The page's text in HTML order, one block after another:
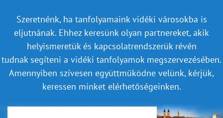
Szeretnénk, ha tanfolyamaink vidéki városokba is
eljutnának. Ehhez keresünk olyan partnereket, akik
helyismeretük és kapcsolatrendszerük révén
tudnak segíteni a vidéki tanfolyamok megszervezésében.
Amennyiben szívesen együttműködne velünk, kérjük,
keressen minket elérhetőségeinken.